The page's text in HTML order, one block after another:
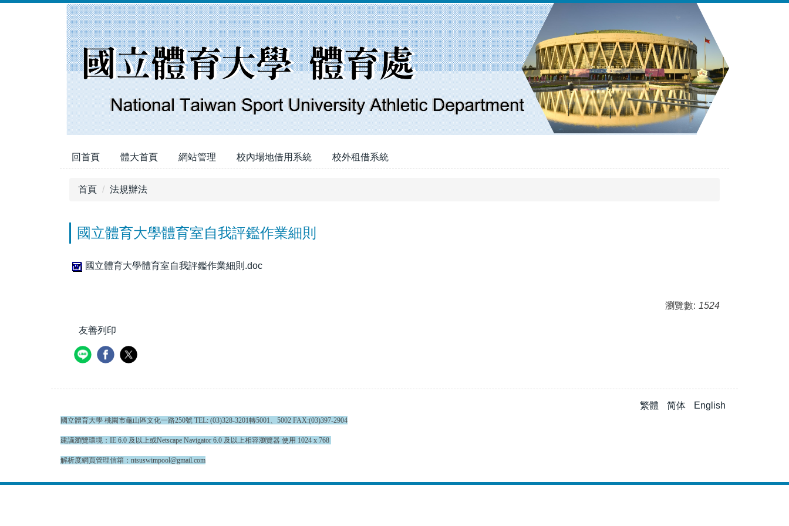
回首頁 體大首頁 網站管理 校內場地借用系統 校外租借系統
首頁 法規辦法
國立體育大學體育室自我評鑑作業細則
國立體育大學體育室自我評鑑作業細則.doc
瀏覽數: 1524
友善列印
繁體 简体 English
國立體育大學 桃園市龜山區文化一路250號 TEL: (03)328-3201轉5001、5002 FAX:(03)397-2904
建議瀏覽環境：IE 6.0 及以上或Netscape Navigator 6.0 及以上相容瀏覽器 使用 1024 x 768
解析度網頁管理信箱：ntsuswimpool@gmail.com